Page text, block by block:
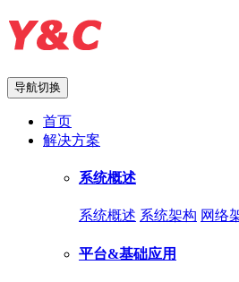
导航切换
首页
解决方案
系统概述
系统概述 系统架构 网络
平台&基础应用